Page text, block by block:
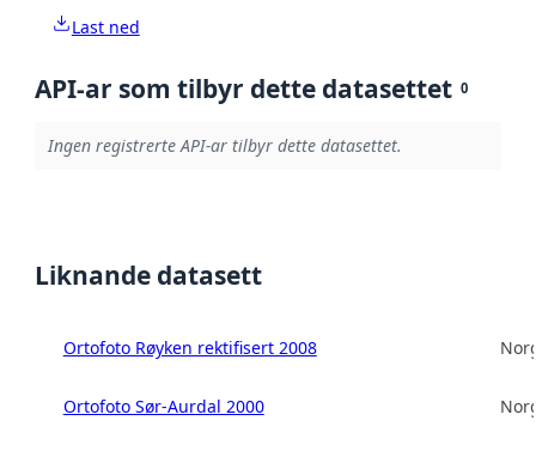
Last ned
API-ar som tilbyr dette datasettet 0
Ingen registrerte API-ar tilbyr dette datasettet.
Liknande datasett
Ortofoto Røyken rektifisert 2008
Ortofoto Sør-Aurdal 2000